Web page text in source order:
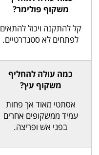
משקוף פולימר?
קל להתקנה ויכול להתאים
לפתחים לא סטנדרטיים.
כמה עולה להחליף
משקוף עץ?
אסתטי מאוד אך פחות
עמיד ממשקופים אחרים
בפני אש ופריצה.